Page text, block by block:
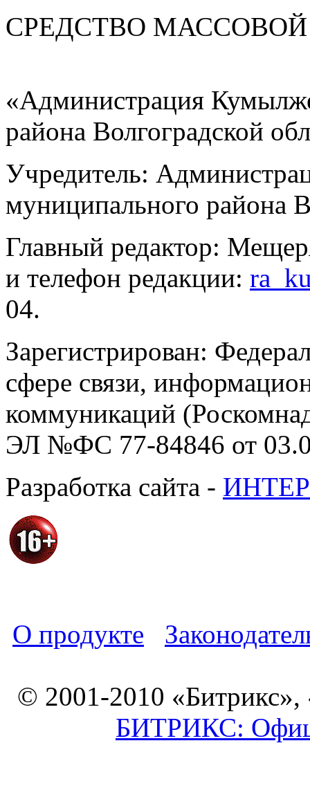
СРЕДСТВО
«Администрация
района Волгоградской
Учредитель:
муниципального района
Главный редактор:
и телефон редакции:
04.
Зарегистрирован:
сфере связи,
коммуникаций
ЭЛ №ФС 77-84846 от
Разработка сайта -
О продукте
© 2001-2010 «Битрикс»,
БИТРИКС: